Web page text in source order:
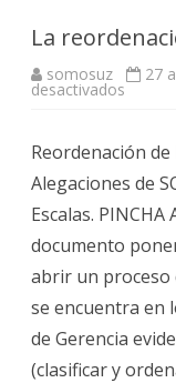
La
somosuz 27
desactivadosen
las
Escalas
III
Reordenación de
Alegaciones de
Escalas. PINCHA
documento
abrir un proceso
se encuentra en
de Gerencia
(clasificar y